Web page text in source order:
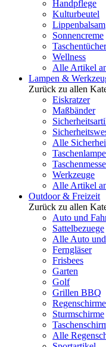
Handpflege
Kulturbeutel
Lippenbalsam
Sonnencreme
Taschentücher
Wellness
Alle Artikel
Lampen &
Zurück zu allen
Eiskratzer
Maßbänder
Alle
Werkzeuge
Alle Artikel
Outdoor & Freizeit
Zurück zu allen
Auto und
Sattelbezuege
Alle Auto
Ferngläser
Frisbees
Garten
Golf
Grillen BBQ
Regenschirme
Sturmschirme
Alle